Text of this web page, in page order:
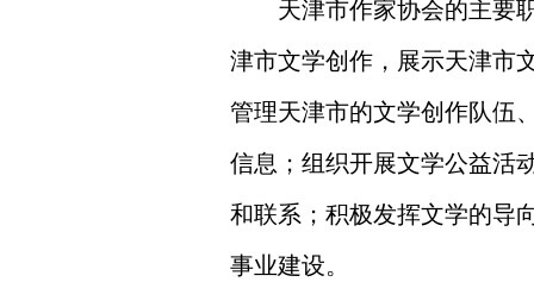
天津市作家协会的主要
津市文学创作，展示天津市
管理天津市的文学创作队伍
信息；组织开展文学公益活
和联系；积极发挥文学的导
事业建设。